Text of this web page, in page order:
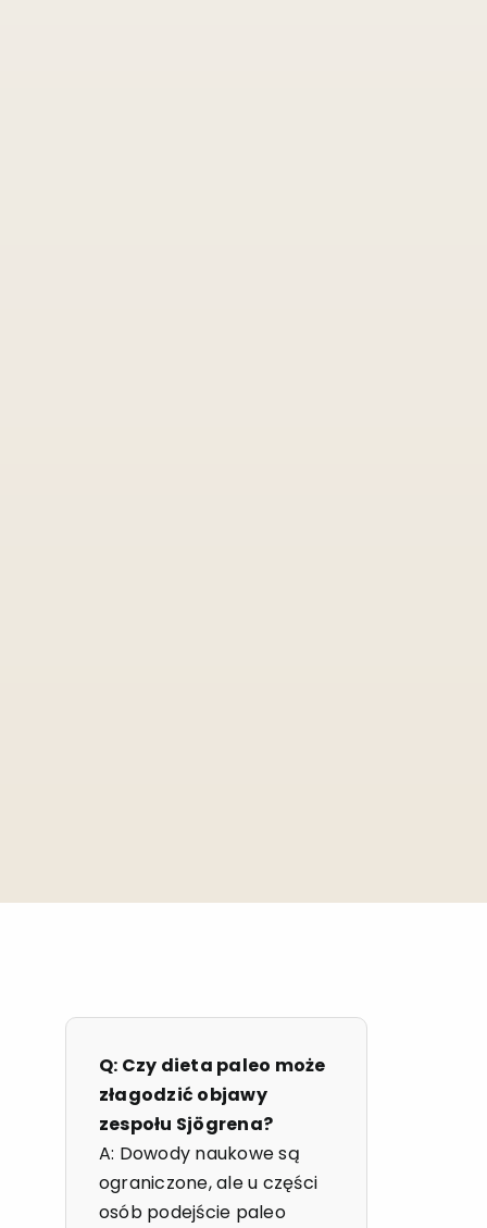
Q: Czy dieta paleo może
złagodzić objawy
zespołu Sjögrena?
A: Dowody naukowe są
ograniczone, ale u części
osób podejście paleo